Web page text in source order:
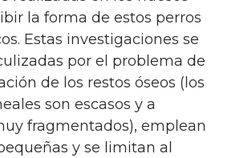
la forma de estos perros
Estas investigaciones se
por el problema de
de los restos óseos (los
son escasos y a
fragmentados), emplean
y se limitan al